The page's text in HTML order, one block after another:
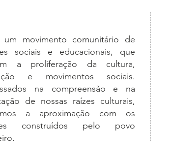
um movimento comunitário de
sociais e educacionais, que
a proliferação da cultura,
e movimentos sociais.
na compreensão e na
de nossas raízes culturais,
a aproximação com os
construídos pelo povo